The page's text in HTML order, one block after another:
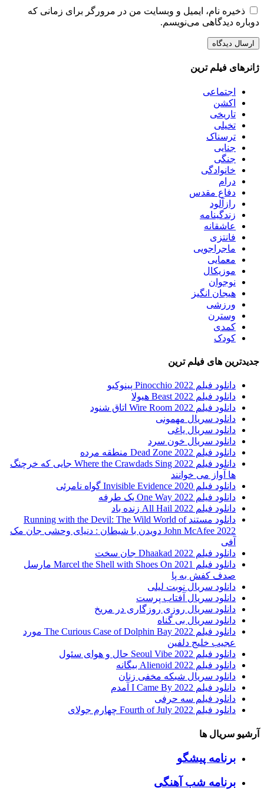
ذخیره نام، ایمیل و وبسایت من در مرورگر برای زمانی که
دوباره دیدگاهی می‌نویسم.
ژانرهای فیلم ترین
اجتماعی
اکشن
تاریخی
تخیلی
ترسناک
جنایی
جنگی
خانوادگی
درام
دفاع مقدس
رازآلود
زندگینامه
عاشقانه
فانتزی
ماجراجویی
معمایی
موزیکال
نوجوان
هیجان انگیز
ورزشی
وسترن
کمدی
کودک
جدیدترین های فیلم ترین
دانلود فیلم Pinocchio 2022 پینوکیو
دانلود فیلم Beast 2022 هیولا
دانلود فیلم Wire Room 2022 اتاق شنود
دانلود سریال مهمونی
دانلود سریال یاغی
دانلود سریال خون سرد
دانلود فیلم 2022 Dead Zone منطقه مرده
دانلود فیلم Where the Crawdads Sing 2022 جایی که خرچنگ
ها آواز می خوانند
دانلود فیلم 2020 Invisible Evidence گواه نامرئی
دانلود فیلم One Way 2022 یک طرفه
دانلود فیلم All Hail 2022 زنده باد
دانلود مستند Running with the Devil: The Wild World of
John McAfee 2022 دویدن با شیطان : دنیای وحشی جان مک
آفی
دانلود فیلم Dhaakad 2022 جان سخت
دانلود فیلم Marcel the Shell with Shoes On 2021 مارسل
صدف کفش به پا
دانلود سریال نوبت لیلی
دانلود سریال آفتاب پرست
دانلود سریال روزی روزگاری در مریخ
دانلود سریال بی گناه
دانلود فیلم The Curious Case of Dolphin Bay 2022 مورد
عجیب خلیج دلفین
دانلود فیلم Seoul Vibe 2022 حال و هوای سئول
دانلود فیلم Alienoid 2022 بیگانه
دانلود سریال شبکه مخفی زنان
دانلود فیلم I Came By 2022 آمدم
دانلود فیلم سه حرفی
دانلود فیلم Fourth of July 2022 چهارم جولای
آرشیو سریال ها
برنامه پیشگو
برنامه شب آهنگی